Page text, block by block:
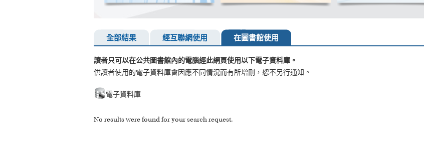
全部結果 經互聯網使用 在圖書館使用
讀者只可以在公共圖書館內的電腦經此網頁使用以下電子資料庫。
供讀者使用的電子資料庫會因應不同情況而有所增刪，恕不另行通知。
電子資料庫
No results were found for your search request.